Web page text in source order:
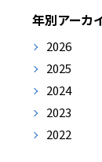
年別アーカ
2026
2025
2024
2023
2022